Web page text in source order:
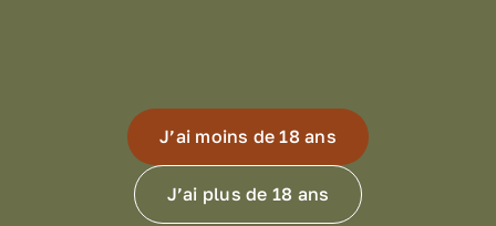
J’ai moins de 18 ans
J’ai plus de 18 ans